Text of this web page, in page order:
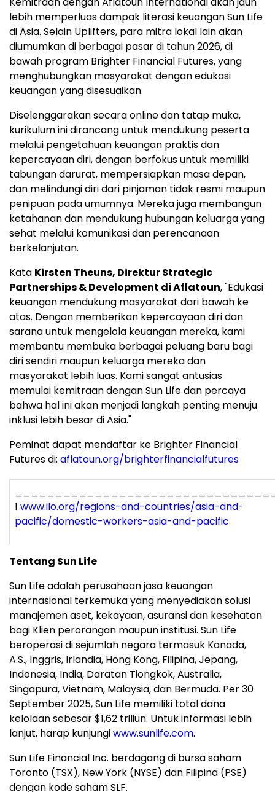
lebih memperluas dampak literasi keuangan Sun Life
di Asia. Selain Uplifters, para mitra lokal lain akan
diumumkan di berbagai pasar di tahun 2026, di
bawah program Brighter Financial Futures, yang
menghubungkan masyarakat dengan edukasi
keuangan yang disesuaikan.
Diselenggarakan secara online dan tatap muka,
kurikulum ini dirancang untuk mendukung peserta
melalui pengetahuan keuangan praktis dan
kepercayaan diri, dengan berfokus untuk memiliki
tabungan darurat, mempersiapkan masa depan,
dan melindungi diri dari pinjaman tidak resmi maupun
penipuan pada umumnya. Mereka juga membangun
ketahanan dan mendukung hubungan keluarga yang
sehat melalui komunikasi dan perencanaan
berkelanjutan.
Kata Kirsten Theuns, Direktur Strategic
Partnerships & Development di Aflatoun, "Edukasi
keuangan mendukung masyarakat dari bawah ke
atas. Dengan memberikan kepercayaan diri dan
sarana untuk mengelola keuangan mereka, kami
membantu membuka berbagai peluang baru bagi
diri sendiri maupun keluarga mereka dan
masyarakat lebih luas. Kami sangat antusias
memulai kemitraan dengan Sun Life dan percaya
bahwa hal ini akan menjadi langkah penting menuju
inklusi lebih besar di Asia."
Peminat dapat mendaftar ke Brighter Financial
Futures di: aflatoun.org/brighterfinancialfutures
1 www.ilo.org/regions-and-countries/asia-and-
pacific/domestic-workers-asia-and-pacific
Tentang Sun Life
Sun Life adalah perusahaan jasa keuangan
internasional terkemuka yang menyediakan solusi
manajemen aset, kekayaan, asuransi dan kesehatan
bagi Klien perorangan maupun institusi. Sun Life
beroperasi di sejumlah negara termasuk Kanada,
A.S., Inggris, Irlandia, Hong Kong, Filipina, Jepang,
Indonesia, India, Daratan Tiongkok, Australia,
Singapura, Vietnam, Malaysia, dan Bermuda. Per 30
September 2025, Sun Life memiliki total dana
kelolaan sebesar $1,62 triliun. Untuk informasi lebih
lanjut, harap kunjungiwww.sunlife.com.
Sun Life Financial Inc. berdagang di bursa saham
Toronto (TSX), New York (NYSE) dan Filipina (PSE)
dengan kode saham SLF.